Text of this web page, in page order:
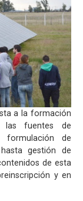
a la formación
las fuentes de
formulación de
gestión de
de esta
y en